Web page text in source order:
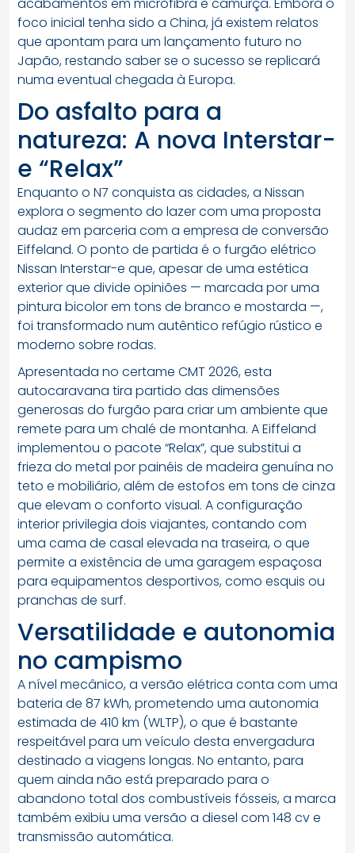
foco inicial tenha sido a China, já existem relatos
que apontam para um lançamento futuro no
Japão, restando saber se o sucesso se replicará
numa eventual chegada à Europa.
Do asfalto para a
natureza: A nova Interstar-
e “Relax”
Enquanto o N7 conquista as cidades, a Nissan
explora o segmento do lazer com uma proposta
audaz em parceria com a empresa de conversão
Eiffeland. O ponto de partida é o furgão elétrico
Nissan Interstar-e que, apesar de uma estética
exterior que divide opiniões — marcada por uma
pintura bicolor em tons de branco e mostarda —,
foi transformado num autêntico refúgio rústico e
moderno sobre rodas.
Apresentada no certame CMT 2026, esta
autocaravana tira partido das dimensões
generosas do furgão para criar um ambiente que
remete para um chalé de montanha. A Eiffeland
implementou o pacote “Relax”, que substitui a
frieza do metal por painéis de madeira genuína no
teto e mobiliário, além de estofos em tons de cinza
que elevam o conforto visual. A configuração
interior privilegia dois viajantes, contando com
uma cama de casal elevada na traseira, o que
permite a existência de uma garagem espaçosa
para equipamentos desportivos, como esquis ou
pranchas de surf.
Versatilidade e autonomia
no campismo
A nível mecânico, a versão elétrica conta com uma
bateria de 87 kWh, prometendo uma autonomia
estimada de 410 km (WLTP), o que é bastante
respeitável para um veículo desta envergadura
destinado a viagens longas. No entanto, para
quem ainda não está preparado para o
abandono total dos combustíveis fósseis, a marca
também exibiu uma versão a diesel com 148 cv e
transmissão automática.